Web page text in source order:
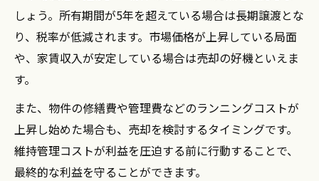
しょう。所有期間が5年を超えている場合は長期譲渡とな
り、税率が低減されます。市場価格が上昇している局面
や、家賃収入が安定している場合は売却の好機といえま
す。
また、物件の修繕費や管理費などのランニングコストが
上昇し始めた場合も、売却を検討するタイミングです。
維持管理コストが利益を圧迫する前に行動することで、
最終的な利益を守ることができます。